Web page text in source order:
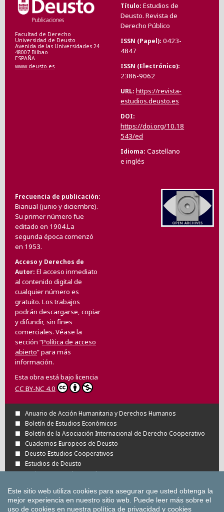
Facultad de Derecho
Universidad de Deusto
Avenida de las Universidades 24
48007 Bilbao
ESPAÑA
www.deusto.es
Título Estudios de
Deusto. Revista de
Derecho Público
ISSN (Papel) 0423-
4847
ISSN (Electrónico)
2386-9062
URL https://revista-
estudios.deusto.es
DOI
https://doi.org/10.18
543/ed
Idioma Castellano
e inglés
Frecuencia de publicación
Bianual (junio y diciembre).
Su primer número fue
editado en 1904.La
segunda época comenzó
en 1953.
Acceso y Derechos de
Autor El acceso inmediato
al contenido digital de
cualquier número es
gratuito. Los trabajos
podrán descargarse, copiar
y difundir, sin fines
comerciales. Véase la
sección “Política de acceso
abierto” para más
información.
Esta obra está bajo licencia
CC BY-NC 4.0
Anuario de Acción Humanitaria y Derechos Humanos
Boletín de Estudios Económicos
Boletín de la Asociación Internacional de Derecho Cooperativo
Cuadernos Europeos de Deusto
Deusto Estudios Cooperativos
Estudios de Deusto
Revista Deusto de Derechos Humanos
Todas las Revistas Científicas de Deusto en
OJS
Este sitio web utiliza cookies para asegurar que usted obtenga la
mejor experiencia en nuestro sitio web. Puede leer más sobre el
uso de cookies en nuestra política de privacidad y cookies